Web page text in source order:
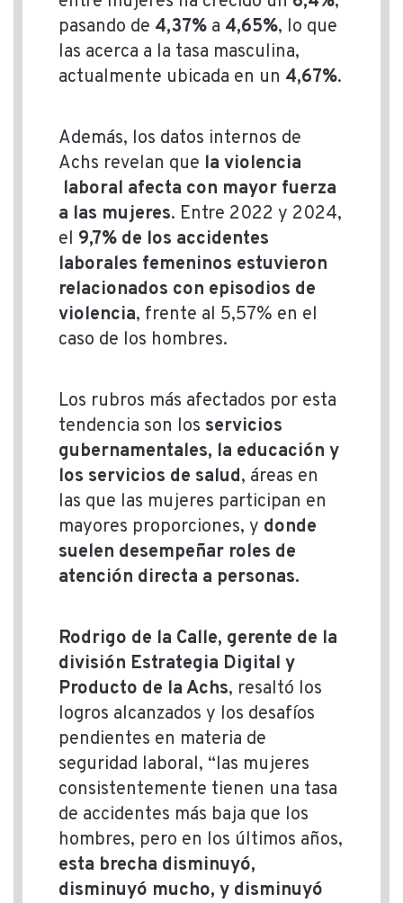
pasando de 4,37% a 4,65%, lo que
las acerca a la tasa masculina,
actualmente ubicada en un 4,67%.
Además, los datos internos de
Achs revelan que la violencia
laboral afecta con mayor fuerza
a las mujeres. Entre 2022 y 2024,
el 9,7% de los accidentes
laborales femeninos estuvieron
relacionados con episodios de
violencia, frente al 5,57% en el
caso de los hombres.
Los rubros más afectados por esta
tendencia son los servicios
gubernamentales, la educación y
los servicios de salud, áreas en
las que las mujeres participan en
mayores proporciones, y donde
suelen desempeñar roles de
atención directa a personas.
Rodrigo de la Calle, gerente de la
división Estrategia Digital y
Producto de la Achs, resaltó los
logros alcanzados y los desafíos
pendientes en materia de
seguridad laboral, “las mujeres
consistentemente tienen una tasa
de accidentes más baja que los
hombres, pero en los últimos años,
esta brecha disminuyó,
disminuyó mucho, y disminuyó